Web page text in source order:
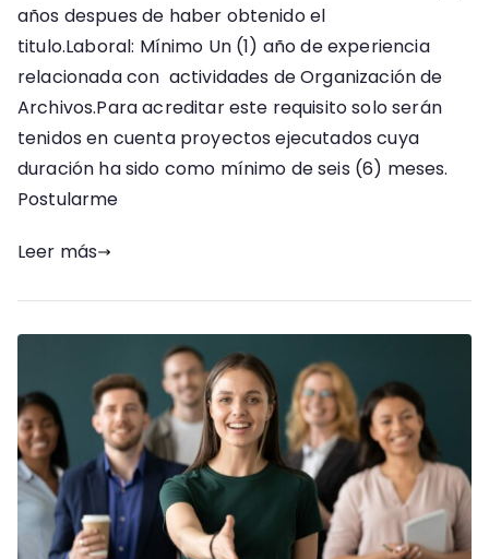
años despues de haber obtenido el
titulo.Laboral: Mínimo Un (1) año de experiencia
relacionada con actividades de Organización de
Archivos.Para acreditar este requisito solo serán
tenidos en cuenta proyectos ejecutados cuya
duración ha sido como mínimo de seis (6) meses.
Postularme
Leer más